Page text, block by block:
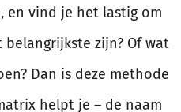
en vind je het lastig om
zijn? Of wat
Dan is deze methode
helpt je – de naam